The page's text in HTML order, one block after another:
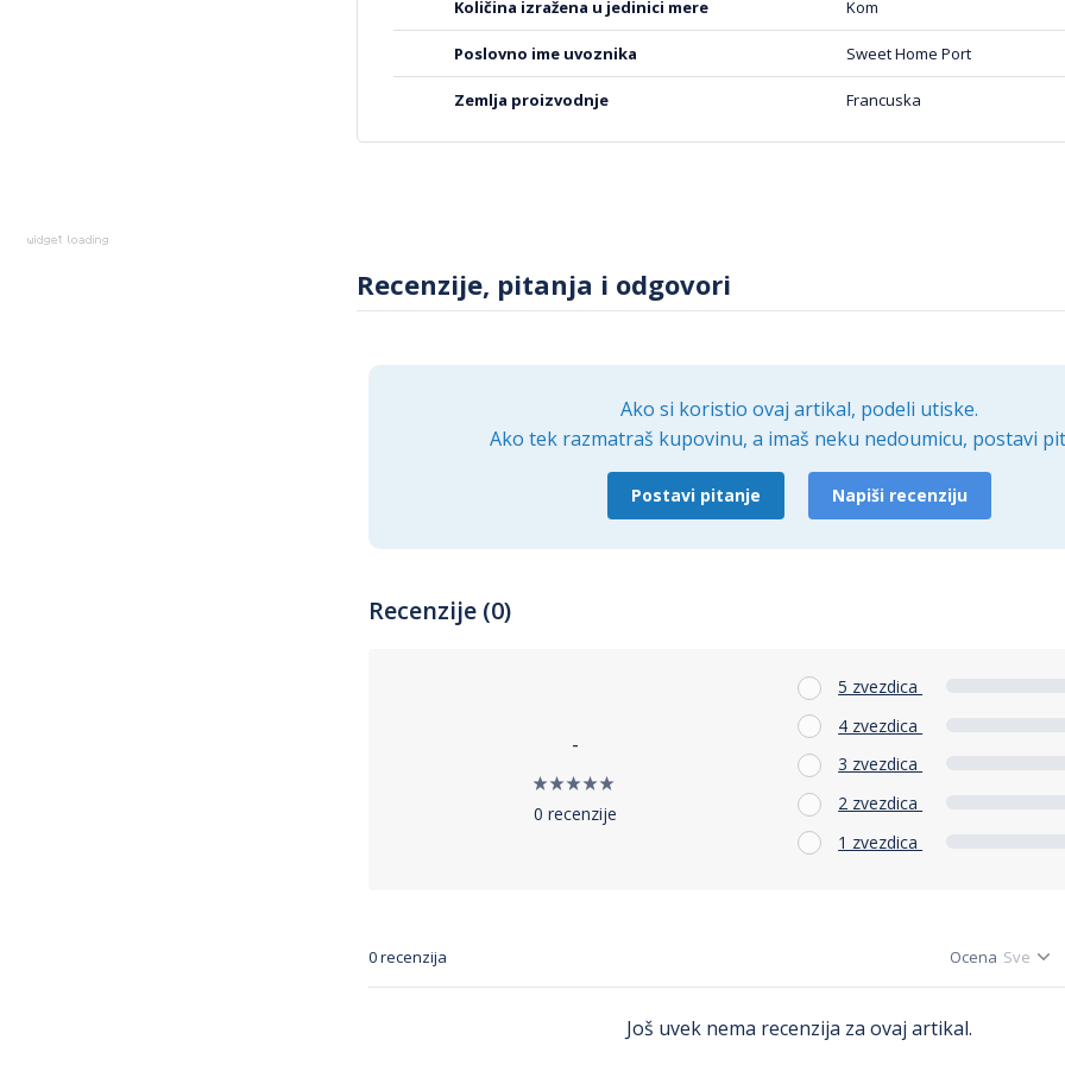
LUMINARC Šolja 320ml New Morning, bela, predstavlja savršen spoj elegancije,
svake kuhinje. Uživajte u svakom gutljaju omiljenog napitka uz ovu prelepu
u svim vašim dnevnim ritualima.
količina izražena u jedinici mere Kom
poslovno ime uvoznika Sweet Home Port
zemlja proizvodnje Francuska
Recenzije, pitanja i odgovori
Ako si koristio ovaj artikal, podeli utiske.
Ako tek razmatraš kupovinu, a imaš neku nedoumicu, postavi
Postavi pitanje Napiši recenziju
Recenzije (0)
-
0 recenzije
5 zvezdica
4 zvezdica
3 zvezdica
2 zvezdica
1 zvezdica
0 recenzija Ocena
Još uvek nema recenzija za ovaj artikal.